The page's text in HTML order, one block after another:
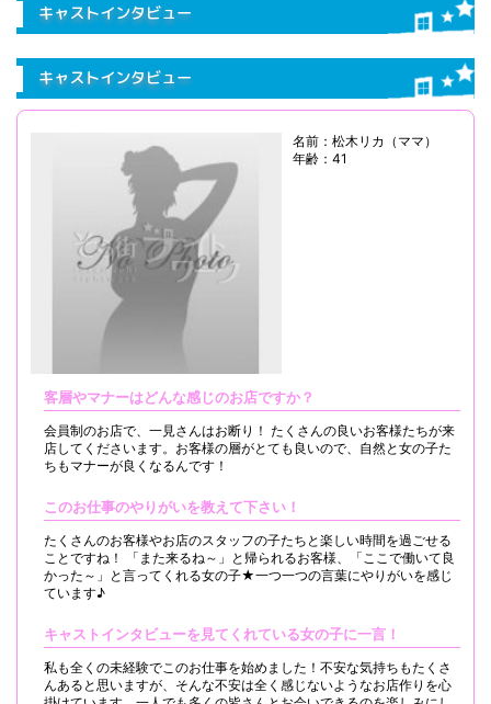
キャストインタビュー
キャストインタビュー
名前：松木リカ（ママ）
年齢：41
客層やマナーはどんな感じのお店ですか？
会員制のお店で、一見さんはお断り！ たくさんの良いお客様たちが来
店してくださいます。お客様の層がとても良いので、自然と女の子た
ちもマナーが良くなるんです！
このお仕事のやりがいを教えて下さい！
たくさんのお客様やお店のスタッフの子たちと楽しい時間を過ごせる
ことですね！ 「また来るね～」と帰られるお客様、「ここで働いて良
かった～」と言ってくれる女の子★一つ一つの言葉にやりがいを感じ
ています♪
キャストインタビューを見てくれている女の子に一言！
私も全くの未経験でこのお仕事を始めました！不安な気持ちもたくさ
んあると思いますが、そんな不安は全く感じないようなお店作りを心